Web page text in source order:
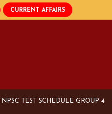
TNPSC TEST SCHEDULE GROUP 4